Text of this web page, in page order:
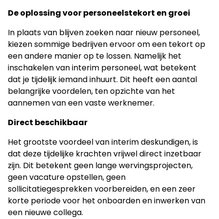
De oplossing voor personeelstekort en groei
In plaats van blijven zoeken naar nieuw personeel,
kiezen sommige bedrijven ervoor om een tekort op
een andere manier op te lossen. Namelijk het
inschakelen van interim personeel, wat betekent
dat je tijdelijk iemand inhuurt. Dit heeft een aantal
belangrijke voordelen, ten opzichte van het
aannemen van een vaste werknemer.
Direct beschikbaar
Het grootste voordeel van interim deskundigen, is
dat deze tijdelijke krachten vrijwel direct inzetbaar
zijn. Dit betekent geen lange wervingsprojecten,
geen vacature opstellen, geen
sollicitatiegesprekken voorbereiden, en een zeer
korte periode voor het onboarden en inwerken van
een nieuwe collega.